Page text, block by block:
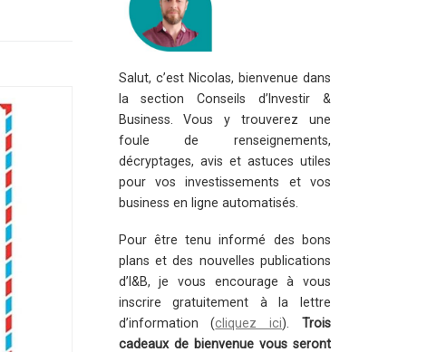
Salut, c’est Nicolas, bienvenue dans
la section Conseils d’Investir &
Business. Vous y trouverez une
foule de renseignements,
décryptages, avis et astuces utiles
pour vos investissements et vos
business en ligne automatisés.
Pour être tenu informé des bons
plans et des nouvelles publications
d’I&B, je vous encourage à vous
inscrire gratuitement à la lettre
d’information (cliquez ici).Trois
cadeaux de bienvenue vous seront